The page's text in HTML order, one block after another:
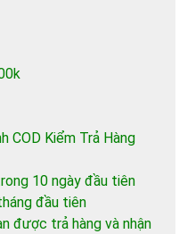
COD Kiểm Trả Hàng
10 ngày đầu tiên
đầu tiên
được trả hàng và nhận